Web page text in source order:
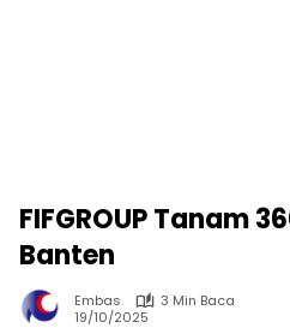
FIFGROUP Tanam
Banten
Embas
3 Min Baca
19/10/2025